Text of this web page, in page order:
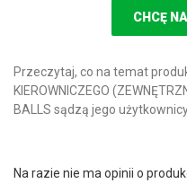
CHCĘ
Przeczytaj, co na temat
KIEROWNICZEGO
BALLS sądzą jego
Na razie nie ma opinii o